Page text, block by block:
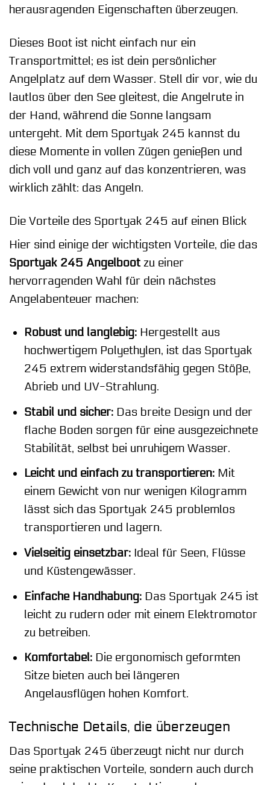
herausragenden Eigenschaften überzeugen.
Dieses Boot ist nicht einfach nur ein
Transportmittel; es ist dein persönlicher
Angelplatz auf dem Wasser. Stell dir vor, wie du
lautlos über den See gleitest, die Angelrute in
der Hand, während die Sonne langsam
untergeht. Mit dem Sportyak 245 kannst du
diese Momente in vollen Zügen genießen und
dich voll und ganz auf das konzentrieren, was
wirklich zählt: das Angeln.
Die Vorteile des Sportyak 245 auf einen Blick
Hier sind einige der wichtigsten Vorteile, die das
Sportyak 245 Angelbootzu einer
hervorragenden Wahl für dein nächstes
Angelabenteuer machen:
Robust und langlebig:Hergestellt aus
hochwertigem Polyethylen, ist das Sportyak
245 extrem widerstandsfähig gegen Stöße,
Abrieb und UV-Strahlung.
Stabil und sicher:Das breite Design und der
flache Boden sorgen für eine ausgezeichnete
Stabilität, selbst bei unruhigem Wasser.
Leicht und einfach zu transportieren:Mit
einem Gewicht von nur wenigen Kilogramm
lässt sich das Sportyak 245 problemlos
transportieren und lagern.
Vielseitig einsetzbar:Ideal für Seen, Flüsse
und Küstengewässer.
Einfache Handhabung:Das Sportyak 245 ist
leicht zu rudern oder mit einem Elektromotor
zu betreiben.
Komfortabel:Die ergonomisch geformten
Sitze bieten auch bei längeren
Angelausflügen hohen Komfort.
Technische Details, die überzeugen
Das Sportyak 245 überzeugt nicht nur durch
seine praktischen Vorteile, sondern auch durch